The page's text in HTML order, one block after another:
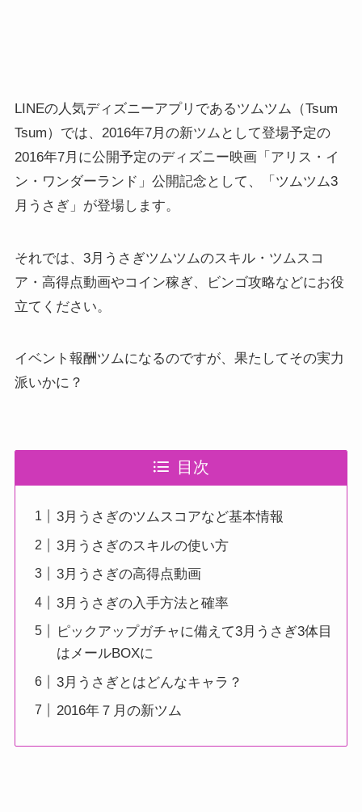
LINEの人気ディズニーアプリであるツムツム（Tsum
Tsum）では、2016年7月の新ツムとして登場予定の
2016年7月に公開予定のディズニー映画「アリス・イ
ン・ワンダーランド」公開記念として、「ツムツム3
月うさぎ」が登場します。
それでは、3月うさぎツムツムのスキル・ツムスコ
ア・高得点動画やコイン稼ぎ、ビンゴ攻略などにお役
立てください。
イベント報酬ツムになるのですが、果たしてその実力
派いかに？
目次
3月うさぎのツムスコアなど基本情報
3月うさぎのスキルの使い方
3月うさぎの高得点動画
3月うさぎの入手方法と確率
ピックアップガチャに備えて3月うさぎ3体目
はメールBOXに
3月うさぎとはどんなキャラ？
2016年７月の新ツム